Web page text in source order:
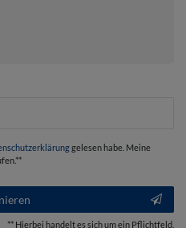
gelesen habe. Meine
** Hierbei handelt es sich um ein Pflichtfeld.